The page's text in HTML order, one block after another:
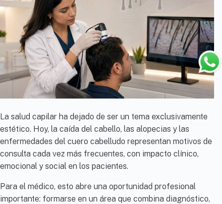
La salud capilar ha dejado de ser un tema exclusivamente
estético. Hoy, la caída del cabello, las alopecias y las
enfermedades del cuero cabelludo representan motivos de
consulta cada vez más frecuentes, con impacto clínico,
emocional y social en los pacientes.
Para el médico, esto abre una oportunidad profesional
importante: formarse en un área que combina diagnóstico,